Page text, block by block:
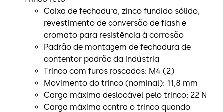
Caixa de fechadura, zinco fundido sólido,
revestimento de conversão de flash e
cromato para resistência à corrosão
Padrão de montagem de fechadura de
contentor padrão da indústria
Trinco com furos roscados: M4 (2)
Movimento do trinco (nominal): 11,8 mm
Carga máxima deslocável pelo trinco: 22 N
Carga máxima contra o trinco quando